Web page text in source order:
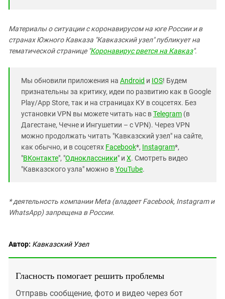
Материалы о ситуации с коронавирусом на юге России и в
странах Южного Кавказа "Кавказский узел" публикует на
тематической странице "Коронавирус рвется на Кавказ".
Мы обновили приложения на Android и IOS! Будем
признательны за критику, идеи по развитию как в Google
Play/App Store, так и на страницах КУ в соцсетях. Без
установки VPN вы можете читать нас вTelegram (в
Дагестане, Чечне и Ингушетии – с VPN). Через VPN
можно продолжать читать "Кавказский узел" на сайте,
как обычно, и в соцсетях Facebook*, Instagram*,
"ВКонтакте", "Одноклассники" и X. Смотреть видео
"Кавказского узла" можно вYouTube.
* деятельность компании Meta (владеет Facebook, Instagram и
WhatsApp) запрещена в России.
Автор: Кавказский Узел
Гласность помогает решить проблемы
Отправь сообщение, фото и видео через бот